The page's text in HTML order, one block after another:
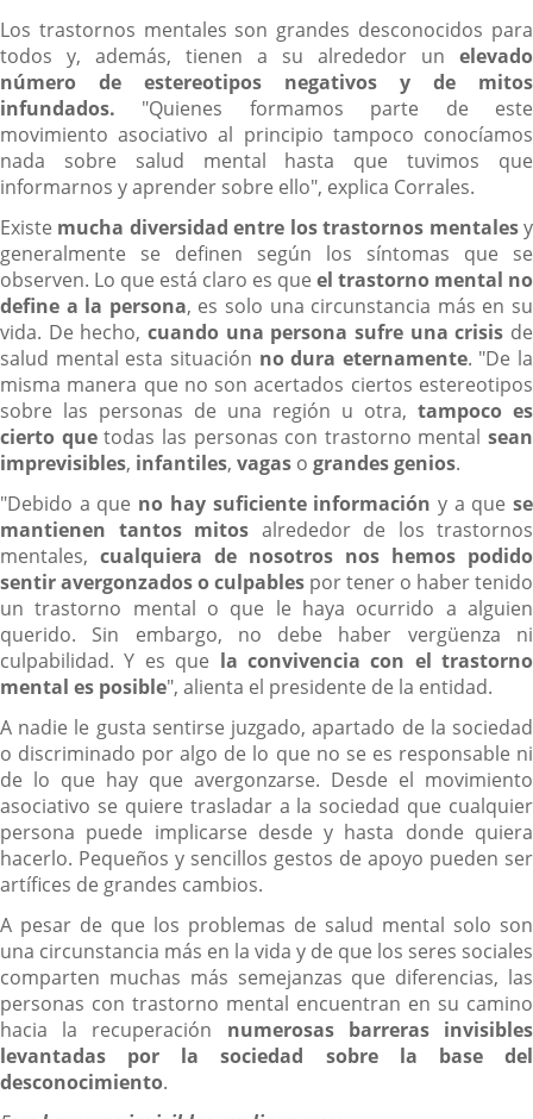
Los trastornos mentales son grandes desconocidos para
todos y, además, tienen a su alrededor un elevado
número de estereotipos negativos y de mitos
infundados. "Quienes formamos parte de este
movimiento asociativo al principio tampoco conocíamos
nada sobre salud mental hasta que tuvimos que
informarnos y aprender sobre ello", explica Corrales.
Existe mucha diversidad entre los trastornos mentalesy
generalmente se definen según los síntomas que se
observen. Lo que está claro es que el trastorno mental no
define a la persona, es solo una circunstancia más en su
vida. De hecho, cuando una persona sufre una crisis de
salud mental esta situación no dura eternamente. "De la
misma manera que no son acertados ciertos estereotipos
sobre las personas de una región u otra, tampoco es
cierto quetodas las personas con trastorno mental sean
imprevisibles, infantiles, vagas o grandes genios.
"Debido a que no hay suficiente información y a quese
mantienen tantos mitos alrededor de los trastornos
mentales, cualquiera de nosotros nos hemos podido
sentir avergonzados o culpables por tener o haber tenido
un trastorno mental o que le haya ocurrido a alguien
querido. Sin embargo, no debe haber vergüenza ni
culpabilidad. Y es que la convivencia con el trastorno
mental es posible", alienta el presidente de la entidad.
A nadie le gusta sentirse juzgado, apartado de la sociedad
o discriminado por algo de lo que no se es responsable ni
de lo que hay que avergonzarse. Desde el movimiento
asociativo se quiere trasladar a la sociedad que cualquier
persona puede implicarse desde y hasta donde quiera
hacerlo. Pequeños y sencillos gestos de apoyo pueden ser
artífices de grandes cambios.
A pesar de que los problemas de salud mental solo son
una circunstancia más en la vida y de que los seres sociales
comparten muchas más semejanzas que diferencias, las
personas con trastorno mental encuentran en su camino
hacia la recuperación numerosas barreras invisibles
levantadas por la sociedad sobre la base del
desconocimiento.